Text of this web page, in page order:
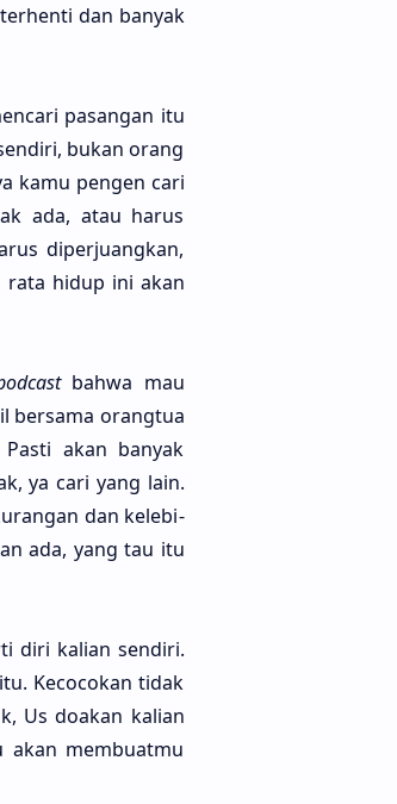
dan banyak
pasa­ngan itu
bukan orang
kamu pengen cari
ada, atau harus
diperjuang­kan,
rata hidup ini akan
bahwa mau
bersa­ma orang­tua
akan banyak
ya cari yang lain.
dan kelebi­
ada, yang tau itu
diri kali­an sendi­ri.
Kecoco­kan tidak
Us doa­kan kali­an
akan membuat­mu